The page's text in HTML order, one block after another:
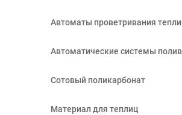
Автоматы проветривания
Автоматические системы
Сотовый поликарбонат
Материал для теплиц